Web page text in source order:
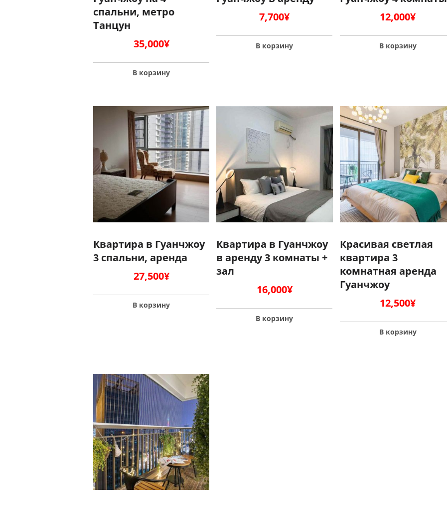
спальни, метро
Танцун
35,000¥
В корзину
7,700¥
В корзину
12,000¥
В корзину
Квартира в Гуанчжоу
3 спальни, аренда
27,500¥
В корзину
Квартира в Гуанчжоу
в аренду 3 комнаты +
зал
16,000¥
В корзину
Красивая светлая
квартира 3
комнатная аренда
Гуанчжоу
12,500¥
В корзину